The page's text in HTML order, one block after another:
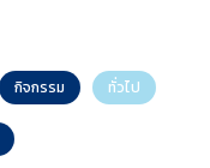
กิจกรรม ทั่วไป